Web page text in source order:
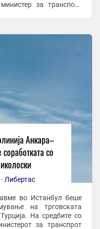
за транспорт
Анкара–
со
Либертас
во Истанбул беше
на трговската
На средбите со
за транспрот